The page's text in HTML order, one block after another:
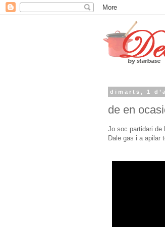
dimarts, 1
de en
Jo soc partidari de
Dale gas i a apilar